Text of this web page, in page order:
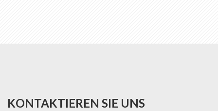
KONTAKTIEREN SIE UNS